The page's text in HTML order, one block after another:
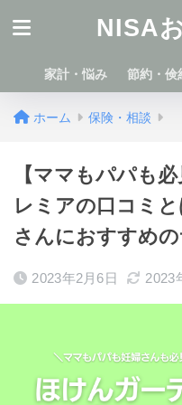
NISA
家計・悩み 節約・倹
ホーム 保険・相談
【ママもパパも
レミアの口コミ
さんにおすすめ
2023年2月6日 2023